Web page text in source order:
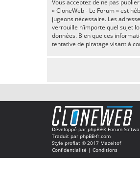
Vous acceptez de ne pas
« CloneWeb - Le Forum » est
jugeons nécessaire. Les
verrouille n’importe quel sujet
données. Bien que ces
tentative de piratage visant à
Développé par phpBB® Forum
Traduit par phpBB-fr.com
Style proflat © 2017 Mazeltof
Confidentialité | Conditions